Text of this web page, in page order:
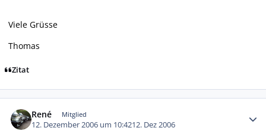
Viele Grüsse
Thomas
Zitat
René Mitglied
12. Dezember 2006 um 10:4212. Dez 2006